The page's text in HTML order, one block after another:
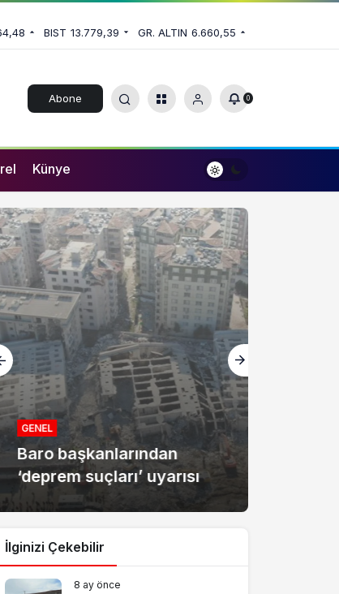
BIST 13.779,39 GR. ALTIN 6.660,55
Abone 0
Künye
GENEL
Baro başkanlarından
‘deprem suçları’ uyarısı
İlginizi Çekebilir
8 ay önce